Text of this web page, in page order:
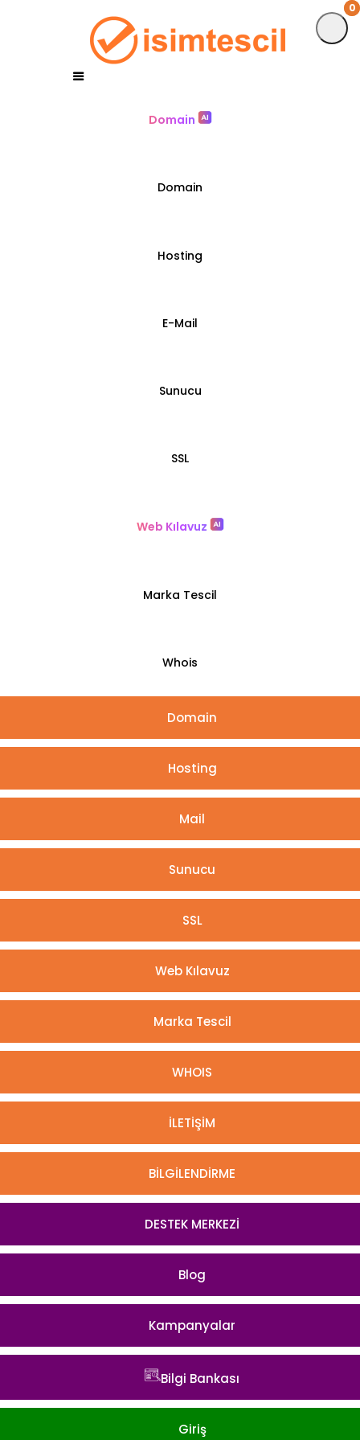
0
Domain
Domain
Hosting
E-Mail
Sunucu
SSL
Web Kılavuz
Marka Tescil
Whois
Domain
Hosting
Mail
Sunucu
SSL
Web Kılavuz
Marka Tescil
WHOIS
İLETİŞİM
BİLGİLENDİRME
DESTEK MERKEZİ
Blog
Kampanyalar
Bilgi Bankası
Giriş
0